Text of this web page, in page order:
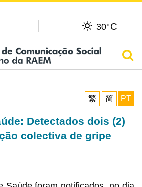
30°C
繁
简 PT
Detectados dois (2)
colectiva de gripe